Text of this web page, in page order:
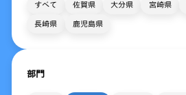
すべて 佐賀県 大分県 宮崎県
長崎県 鹿児島県
部門